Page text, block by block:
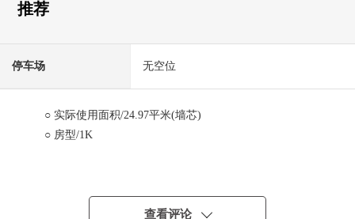
推荐
停车场 无空位
○ 实际使用面积/24.97平米(墙芯)
○ 房型/1K
○ 每月费用租金/54,910日元
查看评论